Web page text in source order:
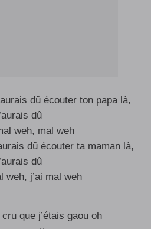
dû écouter ton papa là,
dû
weh, mal weh
dû écouter ta maman là,
dû
weh, j’ai mal weh
que j’étais gaou oh